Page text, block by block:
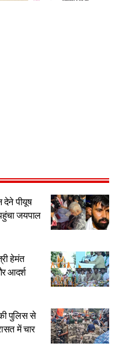
पीयूष
जयपाल
हेमंत
आदर्श
पुलिस से
में चार